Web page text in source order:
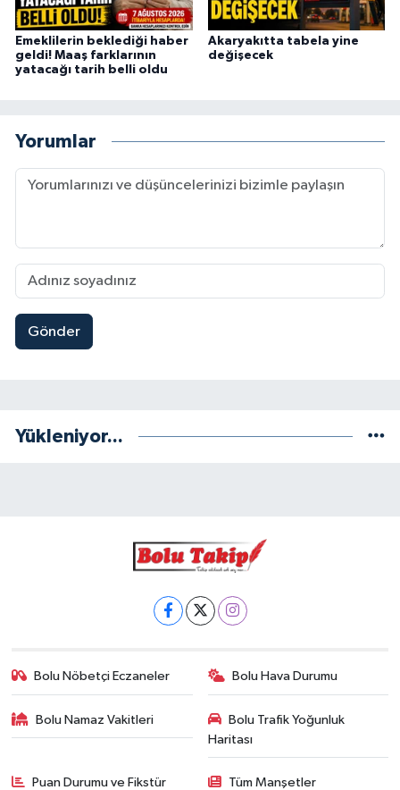
Emeklilerin beklediği haber
geldi! Maaş farklarının
yatacağı tarih belli oldu
Akaryakıtta tabela yine
değişecek
Yorumlar
Gönder
Yükleniyor...
Bolu Nöbetçi Eczaneler Bolu Hava Durumu
Bolu Namaz Vakitleri
Bolu Trafik Yoğunluk
Haritası
Puan Durumu ve Fikstür Tüm Manşetler